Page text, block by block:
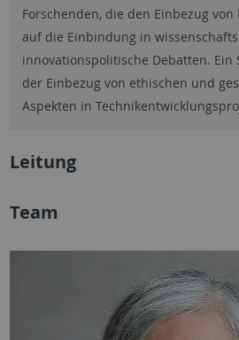
Forschenden, die den Einbezug
auf die Einbindung in
innovationspolitische Debatten. Ein
der Einbezug von ethischen und
Aspekten in
Leitung
Team